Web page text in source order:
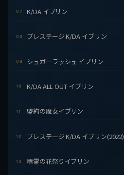
07 K/DA イブリン
08 プレステージ K/DA イブリン
09 シュガーラッシュ イブリン
10 K/DA ALL OUT イブリン
11 盟約の魔女イブリン
12 プレステージ K/DA イブリン(2022)
13 精霊の花祭りイブリン